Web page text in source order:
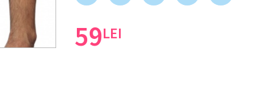
59LEI